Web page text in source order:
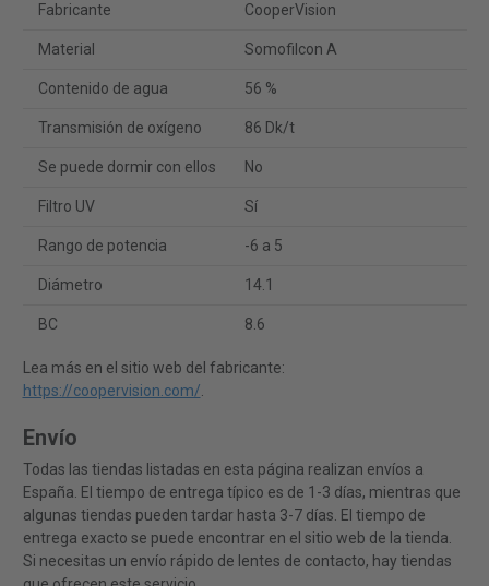
Fabricante CooperVision
Material Somofilcon A
Contenido de agua 56 %
Transmisión de oxígeno 86 Dk/t
Se puede dormir con ellos No
Filtro UV Sí
Rango de potencia -6 a 5
Diámetro 14.1
BC 8.6
Lea más en el sitio web del fabricante:
https://coopervision.com/.
Envío
Todas las tiendas listadas en esta página realizan envíos a
España. El tiempo de entrega típico es de 1-3 días, mientras que
algunas tiendas pueden tardar hasta 3-7 días. El tiempo de
entrega exacto se puede encontrar en el sitio web de la tienda.
Si necesitas un envío rápido de lentes de contacto, hay tiendas